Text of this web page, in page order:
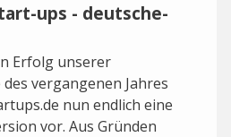
ups - deutsche-
Erfolg unserer
vergangenen Jahres
nun endlich eine
vor. Aus Gründen